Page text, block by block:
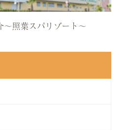
照葉スパリゾート〜